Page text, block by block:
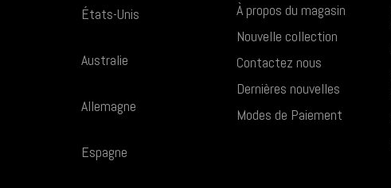
États-Unis
Australie
Allemagne
Espagne
À propos du magasin
Nouvelle collection
Contactez nous
Dernières nouvelles
Modes de Paiement